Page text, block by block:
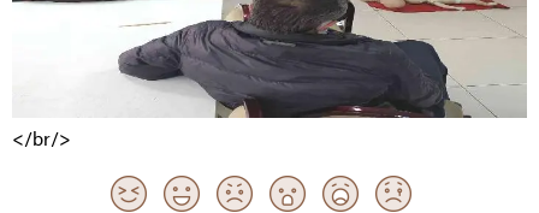
</br/>